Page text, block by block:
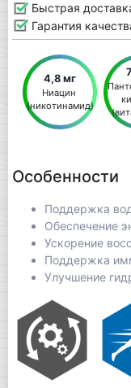
Быстрая
Гарантия
4,8 мг
Ниацин
(никотинамид)
Особенности
Поддержка
Обеспечение
Ускорение
Поддержка
Улучшение